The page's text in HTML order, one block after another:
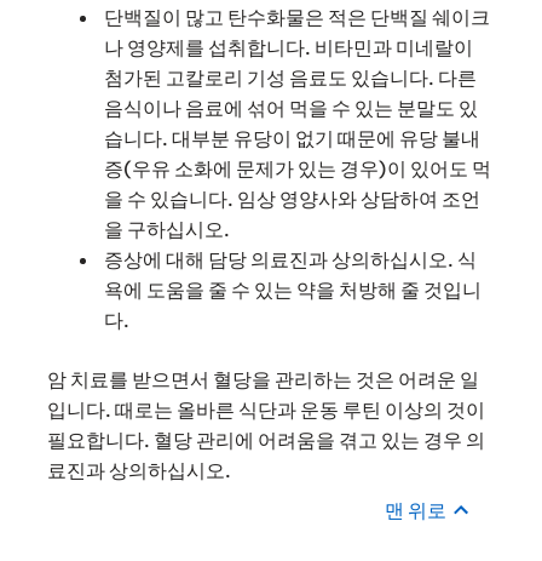
단백질이 많고 탄수화물은 적은 단백질 쉐이크
나 영양제를 섭취합니다. 비타민과 미네랄이
첨가된 고칼로리 기성 음료도 있습니다. 다른
음식이나 음료에 섞어 먹을 수 있는 분말도 있
습니다. 대부분 유당이 없기 때문에 유당 불내
증(우유 소화에 문제가 있는 경우)이 있어도 먹
을 수 있습니다. 임상 영양사와 상담하여 조언
을 구하십시오.
증상에 대해 담당 의료진과 상의하십시오. 식
욕에 도움을 줄 수 있는 약을 처방해 줄 것입니
다.
암 치료를 받으면서 혈당을 관리하는 것은 어려운 일
입니다. 때로는 올바른 식단과 운동 루틴 이상의 것이
필요합니다. 혈당 관리에 어려움을 겪고 있는 경우 의
료진과 상의하십시오.
맨 위로